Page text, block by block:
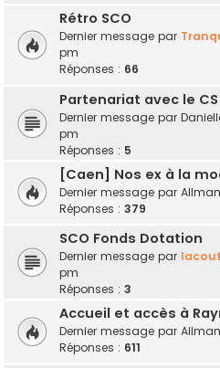
Rétro SCO
Dernier message par
pm
Réponses : 66
Partenariat avec le
Dernier message par
pm
Réponses : 5
[Caen] Nos ex à la
Dernier message par Allman
Réponses : 379
SCO Fonds Dotation
Dernier message par
pm
Réponses : 3
Accueil et accès à
Dernier message par Allman
Réponses : 611